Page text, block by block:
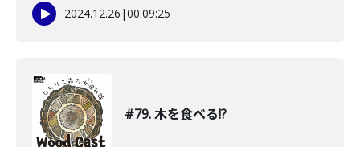
2024.12.26 |00:09:25
#79. 木を食べる!?